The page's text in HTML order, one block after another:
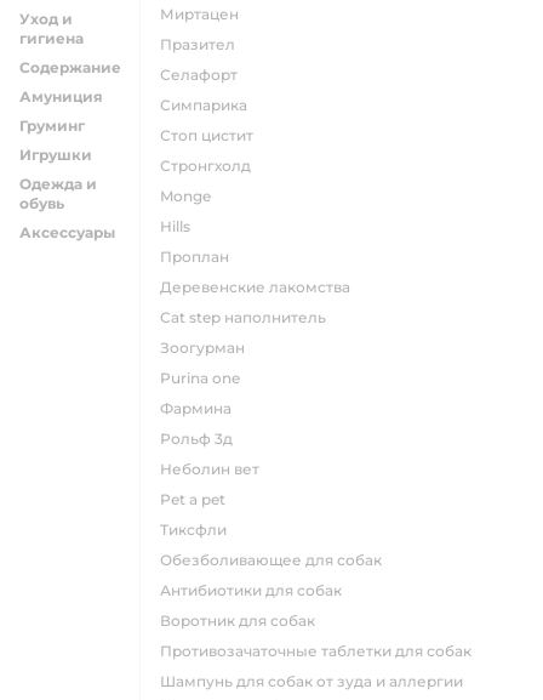
Уход и
гигиена
Содержание
Амуниция
Груминг
Игрушки
Одежда и
обувь
Аксессуары
миртацен
празител
селафорт
симпарика
стоп цистит
стронгхолд
monge
hills
проплан
деревенские лакомства
cat step наполнитель
зоогурман
purina one
фармина
рольф 3д
неболин вет
pet a pet
тиксфли
обезболивающее для собак
антибиотики для собак
воротник для собак
противозачаточные таблетки для собак
шампунь для собак от зуда и аллергии